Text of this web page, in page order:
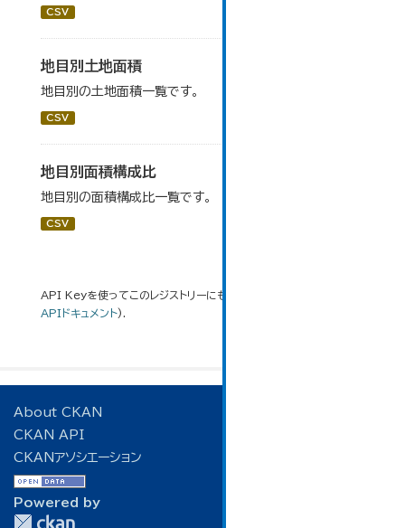
CSV
地目別土地面積
地目別の土地面積一覧です。
CSV
地目別面積構成比
地目別の面積構成比一覧です。
CSV
API Keyを使ってこのレジストリーにもアクセス可能です
APIドキュメント).
About CKAN
CKAN API
CKANアソシエーション
Powered by